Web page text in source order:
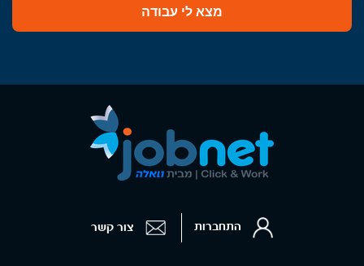
מצא לי עבודה